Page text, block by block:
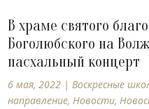
В храме святого
Боголюбского на
пасхальный концерт
6 мая, 2022 |Воскресные
направление,Новости,